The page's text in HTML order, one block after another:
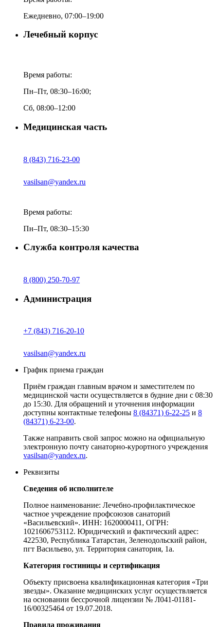
Ежедневно, 07:00–19:00
Лечебный корпус
Время работы:
Пн–Пт, 08:30–16:00;
Сб, 08:00–12:00
Медицинская часть
8 (843) 716-23-00
vasilsan@yandex.ru
Время работы:
Пн–Пт, 08:30–15:30
Служба контроля качества
8 (800) 250-70-97
Администрация
+7 (843) 716-20-10
vasilsan@yandex.ru
График приема граждан
Приём граждан главным врачом и заместителем по
медицинской части осуществляется в будние дни с 08:30
до 15:30. Для обращений и уточнения информации
доступны контактные телефоны 8 (84371) 6-22-25 и 8
(84371) 6-23-00.
Также направить свой запрос можно на официальную
электронную почту санаторно-курортного учреждения
vasilsan@yandex.ru.
Реквизиты
Сведения об исполнителе
Полное наименование: Лечебно-профилактическое
частное учреждение профсоюзов санаторий
«Васильевский». ИНН: 1620000411, ОГРН:
1021606753112. Юридический и фактический адрес:
422530, Республика Татарстан, Зеленодольский район,
пгт Васильево, ул. Территория санатория, 1а.
Категория гостиницы и сертификация
Объекту присвоена квалификационная категория «Три
звезды». Оказание медицинских услуг осуществляется
на основании бессрочной лицензии № Л041-01181-
16/00325464 от 19.07.2018.
Правила проживания